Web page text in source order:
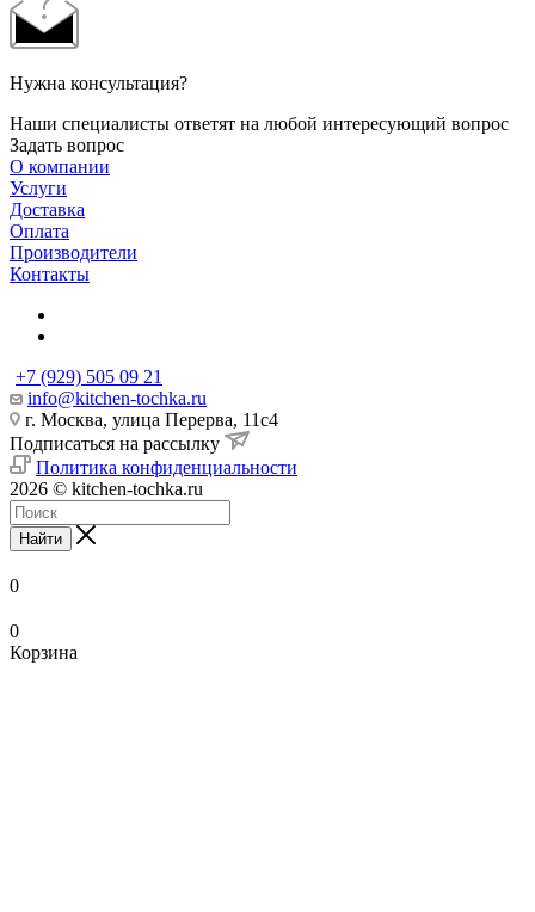
Нужна консультация?
Наши специалисты ответят на любой интересующий вопрос
Задать вопрос
О компании
Услуги
Доставка
Оплата
Производители
Контакты
+7 (929) 505 09 21
info@kitchen-tochka.ru
г. Москва, улица Перерва, 11с4
Подписаться на рассылку
Политика конфиденциальности
2026 © kitchen-tochka.ru
Найти
0
0
Корзина